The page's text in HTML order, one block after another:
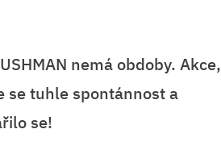
nemá obdoby. Akce,
se tuhle spontánnost a
se!